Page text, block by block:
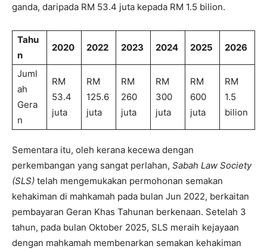
ganda, daripada RM 53.4 juta kepada RM 1.5 bilion.
Tahu
n
2020 2022 2023 2024 2025 2026
Juml
ah
Gera
n
RM
53.4
juta
RM
125.6
juta
RM
260
juta
RM
300
juta
RM
600
juta
RM
1.5
bilion
Sementara itu, oleh kerana kecewa dengan
perkembangan yang sangat perlahan, Sabah Law Society
(SLS) telah mengemukakan permohonan semakan
kehakiman di mahkamah pada bulan Jun 2022, berkaitan
pembayaran Geran Khas Tahunan berkenaan. Setelah 3
tahun, pada bulan Oktober 2025, SLS meraih kejayaan
dengan mahkamah membenarkan semakan kehakiman